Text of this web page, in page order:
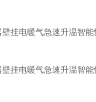
挂电暖气急速升温智
挂电暖气急速升温智